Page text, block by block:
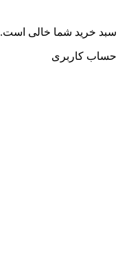
سبد خرید شما خالی است.
حساب کاربری